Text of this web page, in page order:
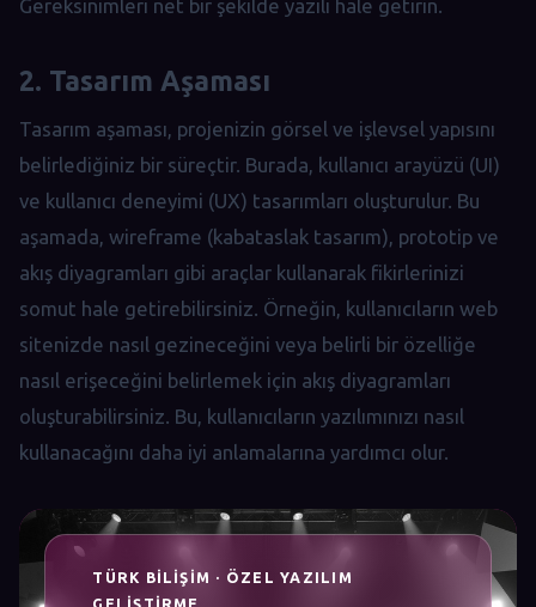
Gereksinimleri net bir şekilde yazılı hale getirin.
2. Tasarım Aşaması
Tasarım aşaması, projenizin görsel ve işlevsel yapısını
belirlediğiniz bir süreçtir. Burada, kullanıcı arayüzü (UI)
ve kullanıcı deneyimi (UX) tasarımları oluşturulur. Bu
aşamada, wireframe (kabataslak tasarım), prototip ve
akış diyagramları gibi araçlar kullanarak fikirlerinizi
somut hale getirebilirsiniz. Örneğin, kullanıcıların web
sitenizde nasıl gezineceğini veya belirli bir özelliğe
nasıl erişeceğini belirlemek için akış diyagramları
oluşturabilirsiniz. Bu, kullanıcıların yazılımınızı nasıl
kullanacağını daha iyi anlamalarına yardımcı olur.
TÜRK BILIŞIM · ÖZEL YAZILIM
GELIŞTIRME